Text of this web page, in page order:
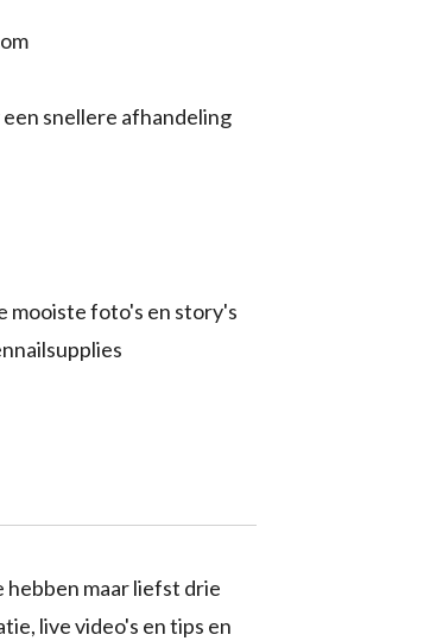
snellere afhandeling
mooiste foto's en story's
hebben maar liefst drie
live video's en tips en